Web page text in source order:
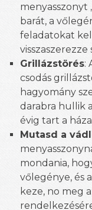
menyasszonyt
barát, a
feladatokat
Grillázstörés:
csodás
hagyomány
darabra hullik
évig tart a
Mutasd a
mondania,
vőlegénye, és
keze, no meg